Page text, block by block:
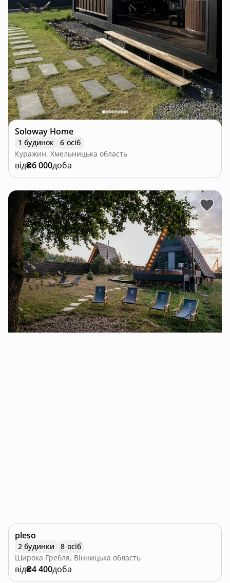
Soloway Home
1 будинок
6 осіб
Куражин, Хмельницька область
від₴6 000доба
pleso
2 будинки
8 осіб
Широка Гребля, Вінницька область
від₴4 400доба